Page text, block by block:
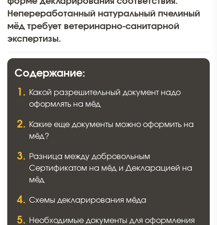
Непереработанный натуральный пчелиный
мёд требует ветеринарно-санитарной
экспертизы.
Содержание:
Какой разрешительный документ надо
оформлять на мёд
Какие еще документы можно оформить на
мёд?
Разница между добровольным
Сертификатом на мёд и Декларацией на
мёд
Схемы декларирования мёда
Необходимые документы для оформления